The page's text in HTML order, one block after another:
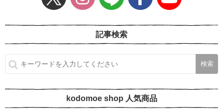
記事検索
kodomoe shop 人気商品